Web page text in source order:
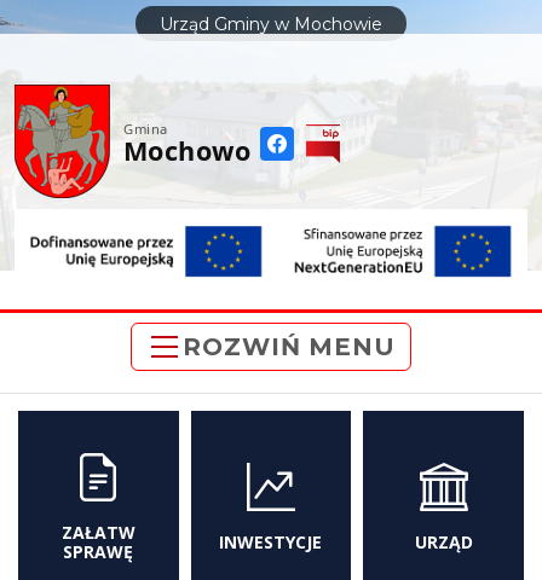
treści
Urząd Gminy w Mochowie
Gmina
Mochowo
ROZWIŃ MENU
ZAŁATW
SPRAWĘ
INWESTYCJE URZĄD